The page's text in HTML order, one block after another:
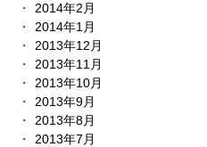
2014年2月
2014年1月
2013年12月
2013年11月
2013年10月
2013年9月
2013年8月
2013年7月